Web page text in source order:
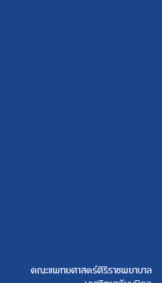
คณะแพทยศาสตร์ศิริราชพยาบาล